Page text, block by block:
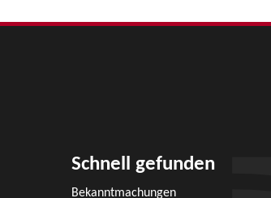
Schnell gefunden
Bekanntmachungen